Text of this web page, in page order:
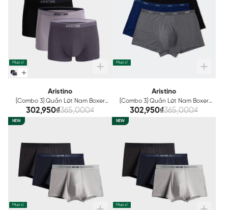
Mua sỉ
Aristino
[Combo 3] Quần Lót Nam Boxer
Bamboo Aristino ABX010EXP03
302,950₫365,000₫
Mua sỉ
Aristino
[Combo 3] Quần Lót Nam Boxer
Bamboo Aristino ABX011EXP03
302,950₫365,000₫
NEW
Mua sỉ
NEW
Mua sỉ